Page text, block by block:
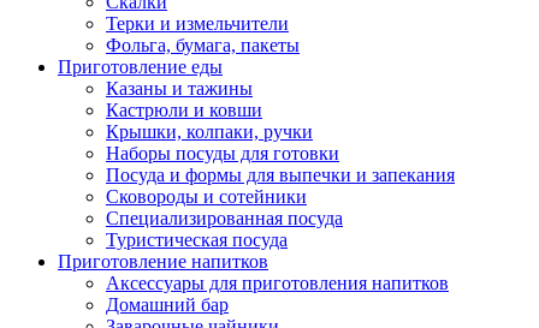
Терки и измельчители
Фольга, бумага, пакеты
Приготовление еды
Казаны и тажины
Кастрюли и ковши
Крышки, колпаки, ручки
Наборы посуды для готовки
Посуда и формы для выпечки и запекания
Сковороды и сотейники
Специализированная посуда
Туристическая посуда
Приготовление напитков
Аксессуары для приготовления напитков
Домашний бар